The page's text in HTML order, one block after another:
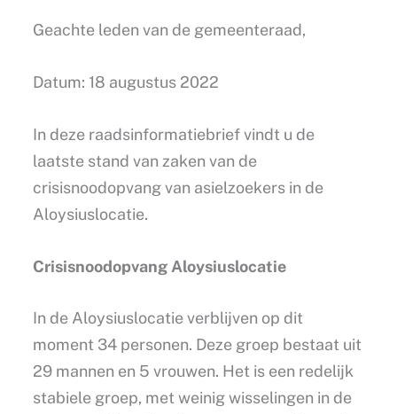
Geachte leden van de gemeenteraad,
Datum: 18 augustus 2022
In deze raadsinformatiebrief vindt u de
laatste stand van zaken van de
crisisnoodopvang van asielzoekers in de
Aloysiuslocatie.
Crisisnoodopvang Aloysiuslocatie
In de Aloysiuslocatie verblijven op dit
moment 34 personen. Deze groep bestaat uit
29 mannen en 5 vrouwen. Het is een redelijk
stabiele groep, met weinig wisselingen in de